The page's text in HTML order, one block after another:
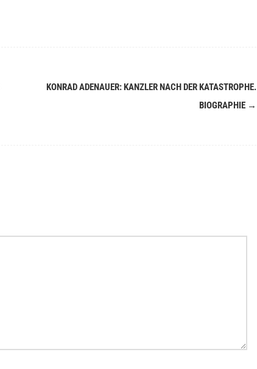
KONRAD ADENAUER: KANZLER NACH DER KATASTROPHE.
BIOGRAPHIE →